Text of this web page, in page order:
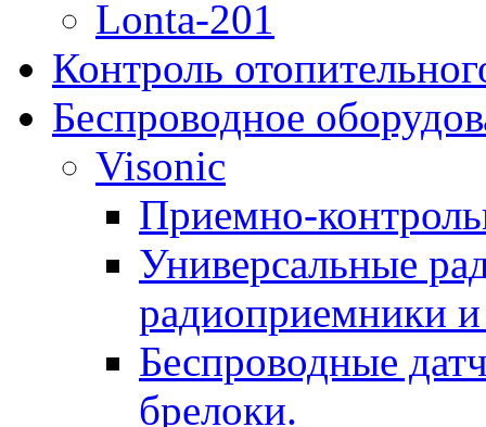
Lonta-201
Контроль
Беспроводное
Visonic
Приемно-
Универсальные
радиоприемники
Беспроводные
брелоки.